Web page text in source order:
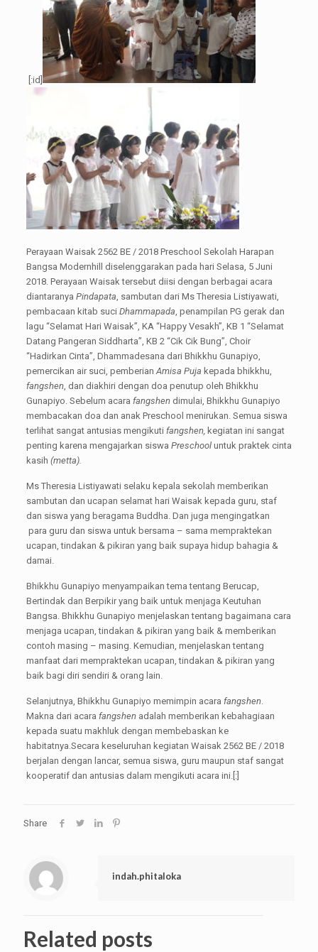
[:id]
Perayaan Waisak 2562 BE / 2018 Preschool Sekolah Harapan
Bangsa Modernhill diselenggarakan pada hari Selasa, 5 Juni
2018. Perayaan Waisak tersebut diisi dengan berbagai acara
diantaranya Pindapata, sambutan dari Ms Theresia Listiyawati,
pembacaan kitab suci Dhammapada, penampilan PG gerak dan
lagu “Selamat Hari Waisak”, KA “Happy Vesakh”, KB 1 “Selamat
Datang Pangeran Siddharta”, KB 2 “Cik Cik Bung”, Choir
“Hadirkan Cinta”, Dhammadesana dari Bhikkhu Gunapiyo,
pemercikan air suci, pemberianAmisa Puja kepada bhikkhu,
fangshen, dan diakhiri dengan doa penutup oleh Bhikkhu
Gunapiyo. Sebelum acara fangshendimulai, Bhikkhu Gunapiyo
membacakan doa dan anak Preschool menirukan. Semua siswa
terlihat sangat antusias mengikuti fangshen, kegiatan ini sangat
penting karena mengajarkan siswa Preschool untuk praktek cinta
kasih (metta).
Ms Theresia Listiyawati selaku kepala sekolah memberikan
sambutan dan ucapan selamat hari Waisak kepada guru, staf
dan siswa yang beragama Buddha. Dan juga mengingatkan
para guru dan siswa untuk bersama – sama mempraktekan
ucapan, tindakan & pikiran yang baik supaya hidup bahagia &
damai.
Bhikkhu Gunapiyo menyampaikan tema tentang Berucap,
Bertindak dan Berpikir yang baik untuk menjaga Keutuhan
Bangsa. Bhikkhu Gunapiyo menjelaskan tentang bagaimana cara
menjaga ucapan, tindakan & pikiran yang baik & memberikan
contoh masing – masing. Kemudian, menjelaskan tentang
manfaat dari mempraktekan ucapan, tindakan & pikiran yang
baik bagi diri sendiri & orang lain.
Selanjutnya, Bhikkhu Gunapiyo memimpin acara fangshen.
Makna dari acara fangshenadalah memberikan kebahagiaan
kepada suatu makhluk dengan membebaskan ke
habitatnya.Secara keseluruhan kegiatan Waisak 2562 BE / 2018
berjalan dengan lancar, semua siswa, guru maupun staf sangat
kooperatif dan antusias dalam mengikuti acara ini.[:]
Share
indah.phitaloka
Related posts